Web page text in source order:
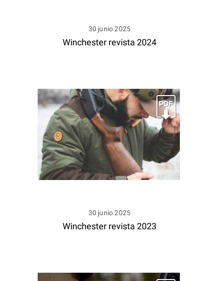
30 junio 2025
Winchester revista 2024
30 junio 2025
Winchester revista 2023